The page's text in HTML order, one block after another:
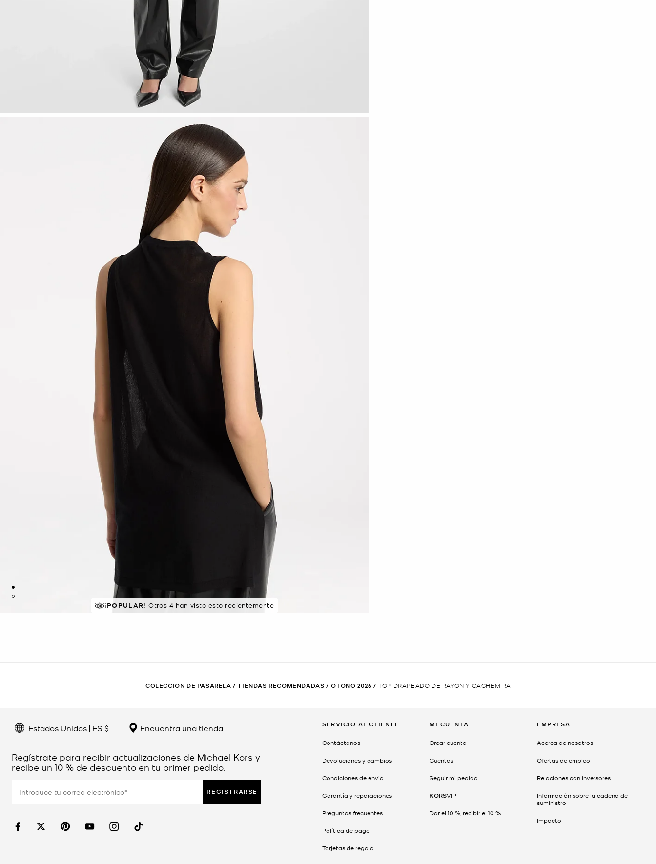
¡POPULAR! Otros 4 han visto esto recientemente
COLECCIÓN DE PASARELA / TIENDAS RECOMENDADAS / OTOÑO 2026 / TOP DRAPEADO DE RAYÓN Y CACHEMIRA
Estados Unidos | ES $ Encuentra una tienda
Regístrate para recibir actualizaciones de Michael Kors y
recibe un 10 % de descuento en tu primer pedido.
REGISTRARSE
SERVICIO AL CLIENTE
Contáctanos
Devoluciones y cambios
Condiciones de envío
Garantía y reparaciones
Preguntas frecuentes
Política de pago
Tarjetas de regalo
MI CUENTA
Crear cuenta
Cuentas
Seguir mi pedido
KORSVIP
Dar el 10 %, recibir el 10 %
EMPRESA
Acerca de nosotros
Ofertas de empleo
Relaciones con inversores
Información sobre la cadena de
suministro
Impacto